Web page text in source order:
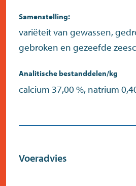
Samenstelling:
variëteit van gewassen,
gebroken en gezeefde
Analitische bestanddelen/kg
calcium 37,00 %, natrium
Voeradvies